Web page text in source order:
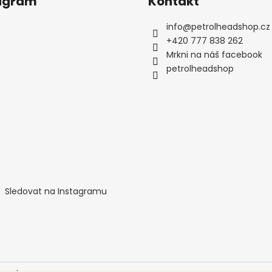
Sledovat na Instagramu
info@petrolheadshop.cz
+420 777 838 262
Mrkni na náš facebook
petrolheadshop